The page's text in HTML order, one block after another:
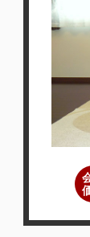
2026年
（〒
1265-1
【お
お世
で今
んは
今回
料機
くてび